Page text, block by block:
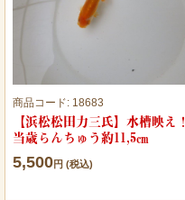
商品コード: 18683
【浜松松田力三氏】水槽映え！
当歳らんちゅう約11,5㎝
5,500円 (税込)